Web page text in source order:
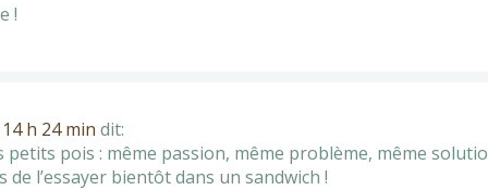
!
h 24 min dit:
petits pois : même passion, même problème, même
l’essayer bientôt dans un sandwich !